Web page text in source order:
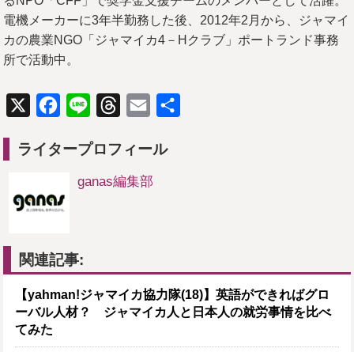
電機メーカーに3年半勤務した後、2012年2月から、ジャマイ
カの農業NGO「ジャマイカ4－Hクラブ」ポートランド事務
所で活動中。
X Facebook
Line ThreadsEmail
ライタープロフィール
ganas編集部
関連記事:
【yahman!ジャマイカ協力隊(18)】英語ができればグロ
ーバル人材？ ジャマイカ人と日本人の就労事情を比べ
てみた